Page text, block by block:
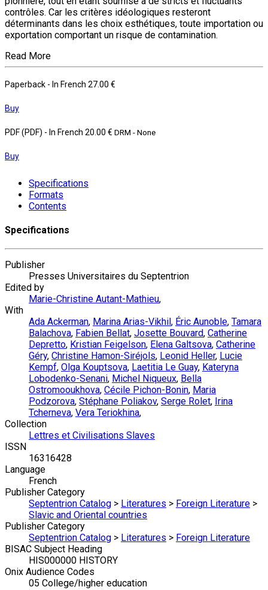
contrôles. Car les critères idéologiques resteront
déterminants dans les choix esthétiques, toute importation ou
exportation comportant un risque de contamination.
Read More
Paperback - In French 27.00 €
Buy
PDF (PDF) - In French 20.00 € DRM - None
Buy
Specifications
Formats
Contents
Specifications
Publisher
Presses Universitaires du Septentrion
Edited by
Marie-Christine Autant-Mathieu,
With
Ada Ackerman, Marina Arias-Vikhil , Éric Aunoble, Tamara
Balachova, Fabien Bellat, Josette Bouvard, Catherine
Depretto, Kristian Feigelson, Elena Galtsova, Catherine
Géry, Christine Hamon-Siréjols, Leonid Heller, Lucie
Kempf, Olga Kouptsova, Laetitia Le Guay, Kateryna
Lobodenko-Senani, Michel Niqueux, Bella
Ostromooukhova, Cécile Pichon-Bonin, Maria
Podzorova, Stéphane Poliakov, Serge Rolet, Irina
Tcherneva, Vera Teriokhina,
Collection
Lettres et Civilisations Slaves
ISSN
16316428
Language
French
Publisher Category
Septentrion Catalog > Literatures > Foreign Literature >
Slavic and Oriental countries
Publisher Category
Septentrion Catalog > Literatures > Foreign Literature
BISAC Subject Heading
HIS000000 HISTORY
Onix Audience Codes
05 College/higher education